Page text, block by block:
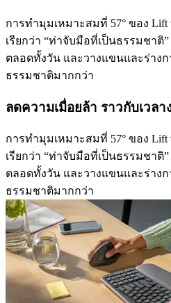
การทำมุมเหมาะสมที่ 57° ของ
เรียกว่า “ท่าจับมือที่เป็นธรรมชา
ตลอดทั้งวัน และวางแขนและร่าง
ธรรมชาติมากกว่า
ลดความเมื่อยล้า ราวกับเวลา
การทำมุมเหมาะสมที่ 57° ของ
เรียกว่า “ท่าจับมือที่เป็นธรรมชา
ตลอดทั้งวัน และวางแขนและร่าง
ธรรมชาติมากกว่า